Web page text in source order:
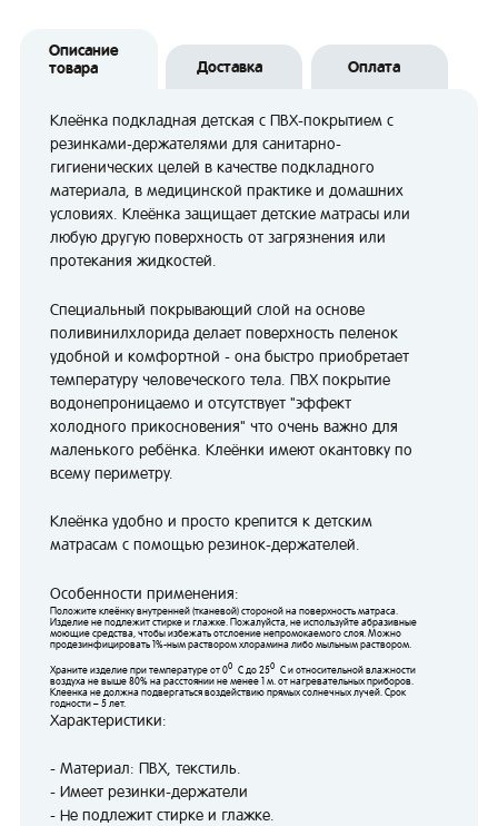
Описание
товара
Доставка Оплата
Клеёнка подкладная детская с ПВХ-покрытием с
резинками-держателями для санитарно-
гигиенических целей в качестве подкладного
материала, в медицинской практике и домашних
условиях. Клеёнка защищает детские матрасы или
любую другую поверхность от загрязнения или
протекания жидкостей.
Специальный покрывающий слой на основе
поливинилхлорида делает поверхность пеленок
удобной и комфортной - она быстро приобретает
температуру человеческого тела. ПВХ покрытие
водонепроницаемо и отсутствует "эффект
холодного прикосновения" что очень важно для
маленького ребёнка. Клеёнки имеют окантовку по
всему периметру.
Клеёнка удобно и просто крепится к детским
матрасам с помощью резинок-держателей.
Особенности применения:
Положите клеёнку внутренней (тканевой) стороной на поверхность матраса.
Изделие не подлежит стирке и глажке. Пожалуйста, не используйте абразивные
моющие средства, чтобы избежать отслоение непромокаемого слоя. Можно
продезинфицировать 1%-ным раствором хлорамина либо мыльным раствором.
Храните изделие при температуре от 00 С до 250 С и относительной влажности
воздуха не выше 80% на расстоянии не менее 1 м. от нагревательных приборов.
Клеенка не должна подвергаться воздействию прямых солнечных лучей. Срок
годности – 5 лет.
Характеристики:
- Материал: ПВХ, текстиль.
- Имеет резинки-держатели
- Не подлежит стирке и глажке.